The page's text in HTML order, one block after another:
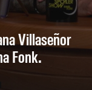
Villaseñor
Fonk.